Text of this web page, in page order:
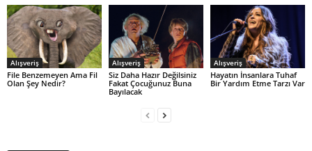
Alışveriş
File Benzemeyen Ama Fil
Olan Şey Nedir?
Alışveriş
Siz Daha Hazır Değilsiniz
Fakat Çocuğunuz Buna
Bayılacak
Alışveriş
Hayatın İnsanlara Tuhaf
Bir Yardım Etme Tarzı Var